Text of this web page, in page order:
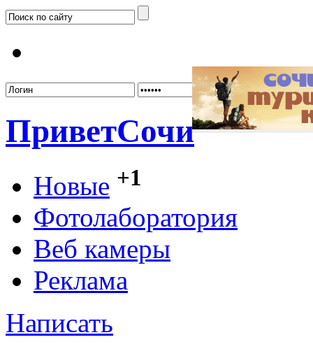
ПриветСочи
Новые +1
Фотолаборатория
Веб камеры
Реклама
Написать